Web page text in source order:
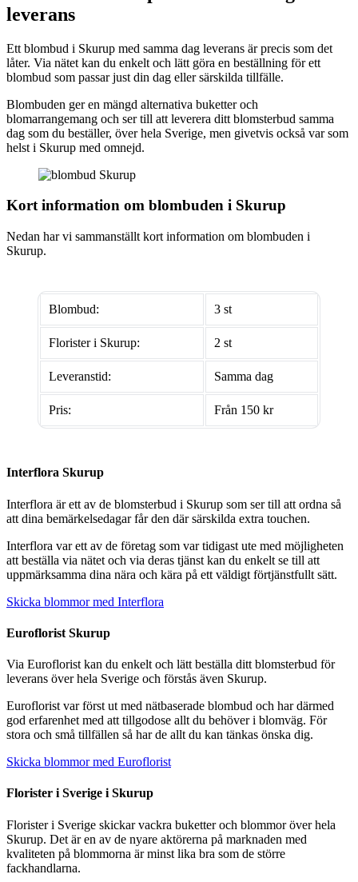
leverans
Ett blombud i Skurup med samma dag leverans är precis som det
låter. Via nätet kan du enkelt och lätt göra en beställning för ett
blombud som passar just din dag eller särskilda tillfälle.
Blombuden ger en mängd alternativa buketter och
blomarrangemang och ser till att leverera ditt blomsterbud samma
dag som du beställer, över hela Sverige, men givetvis också var som
helst i Skurup med omnejd.
Kort information om blombuden i Skurup
Nedan har vi sammanställt kort information om blombuden i
Skurup.
Blombud: 3 st
Florister i Skurup: 2 st
Leveranstid: Samma dag
Pris: Från 150 kr
Interflora Skurup
Interflora är ett av de blomsterbud i Skurup som ser till att ordna så
att dina bemärkelsedagar får den där särskilda extra touchen.
Interflora var ett av de företag som var tidigast ute med möjligheten
att beställa via nätet och via deras tjänst kan du enkelt se till att
uppmärksamma dina nära och kära på ett väldigt förtjänstfullt sätt.
Skicka blommor med Interflora
Euroflorist Skurup
Via Euroflorist kan du enkelt och lätt beställa ditt blomsterbud för
leverans över hela Sverige och förstås även Skurup.
Euroflorist var först ut med nätbaserade blombud och har därmed
god erfarenhet med att tillgodose allt du behöver i blomväg. För
stora och små tillfällen så har de allt du kan tänkas önska dig.
Skicka blommor med Euroflorist
Florister i Sverige i Skurup
Florister i Sverige skickar vackra buketter och blommor över hela
Skurup. Det är en av de nyare aktörerna på marknaden med
kvaliteten på blommorna är minst lika bra som de större
fackhandlarna.